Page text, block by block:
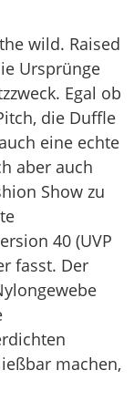
wild. Raised
Ursprünge
Egal ob
die Duffle
eine echte
aber auch
Show zu
40 (UVP
fasst. Der
machen,